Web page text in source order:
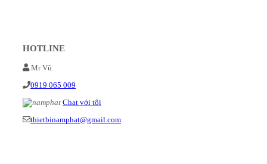
HOTLINE
Mr Vũ
0919 065 009
Chat với tôi
thietbinamphat@gmail.com